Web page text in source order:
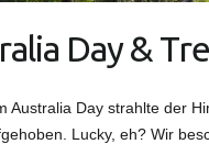
Day &
Australia Day strahlte der
Lucky, eh? Wir